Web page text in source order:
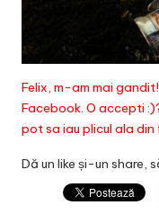
Felix, m-am mai
Facebook. O accepti
pot sa iau plicul ala din
Dă un like și-un share,